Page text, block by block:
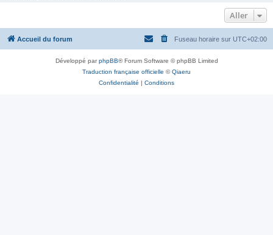
Aller
Accueil du forum Fuseau horaire sur UTC+02:00
Développé parphpBB® Forum Software © phpBB Limited
Traduction française officielle ©Qiaeru
Confidentialité | Conditions